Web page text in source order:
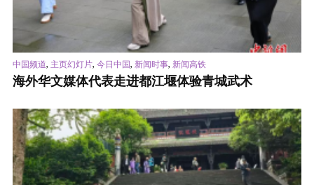
中国频道, 主页幻灯片, 今日中国, 新闻时事, 新闻高铁
海外华文媒体代表走进都江堰体验青城武术